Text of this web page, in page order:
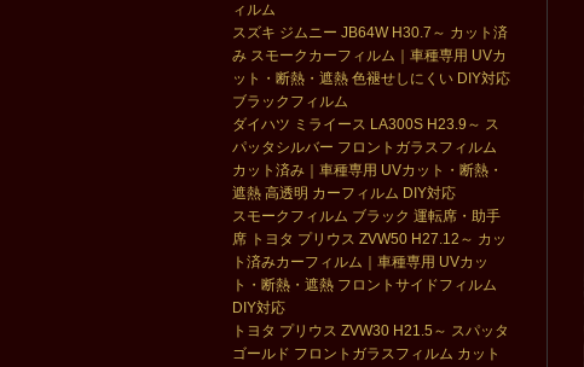
ィルム
スズキ ジムニー JB64W H30.7～ カット済
み スモークカーフィルム｜車種専用 UVカ
ット・断熱・遮熱 色褪せしにくい DIY対応
ブラックフィルム
ダイハツ ミライース LA300S H23.9～ ス
パッタシルバー フロントガラスフィルム
カット済み｜車種専用 UVカット・断熱・
遮熱 高透明 カーフィルム DIY対応
スモークフィルム ブラック 運転席・助手
席 トヨタ プリウス ZVW50 H27.12～ カッ
ト済みカーフィルム｜車種専用 UVカッ
ト・断熱・遮熱 フロントサイドフィルム
DIY対応
トヨタ プリウス ZVW30 H21.5～ スパッタ
ゴールド フロントガラスフィルム カット